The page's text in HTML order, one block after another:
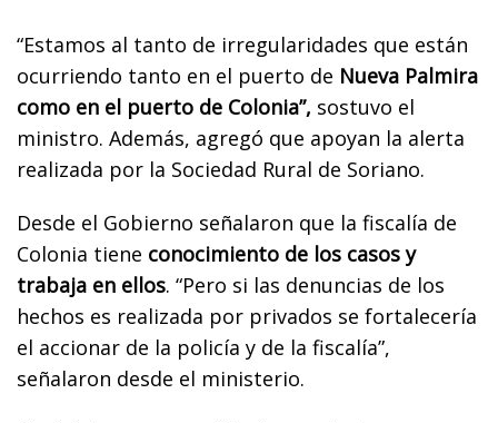
“Estamos al tanto de irregularidades que están
ocurriendo tanto en el puerto de Nueva Palmira
como en el puerto de Colonia”, sostuvo el
ministro. Además, agregó que apoyan la alerta
realizada por la Sociedad Rural de Soriano.
Desde el Gobierno señalaron que la fiscalía de
Colonia tiene conocimiento de los casos y
trabaja en ellos. “Pero si las denuncias de los
hechos es realizada por privados se fortalecería
el accionar de la policía y de la fiscalía”,
señalaron desde el ministerio.